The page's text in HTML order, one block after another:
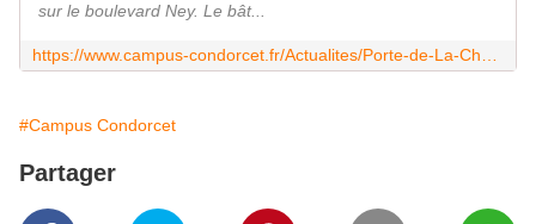
sur le boulevard Ney. Le bât...
#Campus Condorcet
Partager